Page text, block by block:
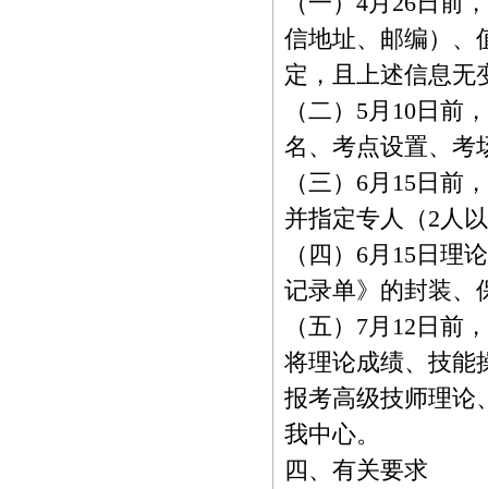
信地址、邮编）、
定，且上述信息无
（二）5月10日前
名、考点设置、考
（三）6月15日前
并指定专人（2人
（四）6月15日理
记录单》的封装、
（五）7月12日前
将理论成绩、技能
报考高级技师理论
我中心。
四、有关要求